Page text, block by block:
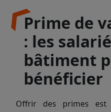
Prime de
: les
bâtiment
bénéficier
Offrir des primes